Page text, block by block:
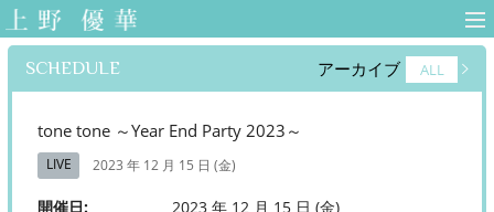
上野優華 オフィ
シャルサイト-
SCHEDULE ALL
アーカイブ
tone tone ～Year End Party 2023～
LIVE 2023 年 12 月 15 日 (金)
開催日
2023 年 12 月 15 日 (金)